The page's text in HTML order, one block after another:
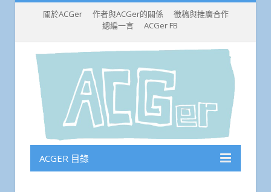
關於ACGer 作者與ACGer的關係
徵稿與推廣合作
總編一言
ACGer FB
ACGER 目錄